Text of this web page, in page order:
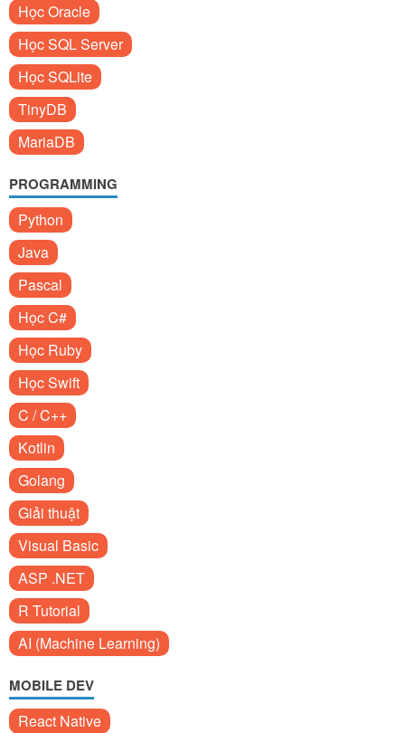
Học Oracle
Học SQL Server
Học SQLite
TinyDB
MariaDB
PROGRAMMING
Python
Java
Pascal
Học C#
Học Ruby
Học Swift
C / C++
Kotlin
Golang
Giải thuật
Visual Basic
ASP .NET
R Tutorial
AI (Machine Learning)
MOBILE DEV
React Native